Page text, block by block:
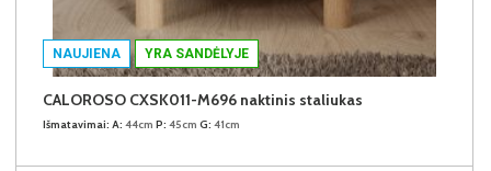
NAUJIENA YRA SANDĖLYJE
CALOROSO CXSK011-M696 naktinis staliukas
Išmatavimai: A: 44cm P: 45cm G: 41cm